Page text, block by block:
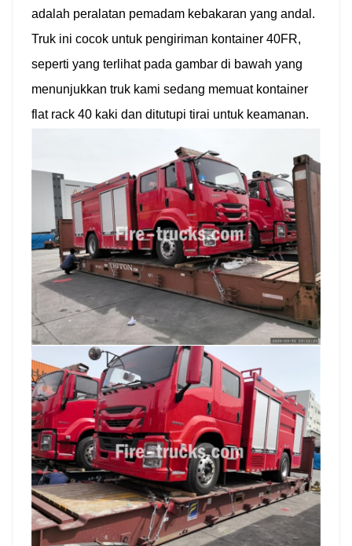
adalah peralatan pemadam kebakaran yang andal.
Truk ini cocok untuk pengiriman kontainer 40FR,
seperti yang terlihat pada gambar di bawah yang
menunjukkan truk kami sedang memuat kontainer
flat rack 40 kaki dan ditutupi tirai untuk keamanan.